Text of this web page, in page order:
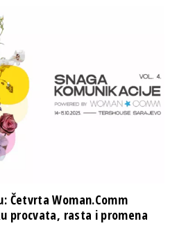
Četvrta Woman.Comm
procvata, rasta i promena